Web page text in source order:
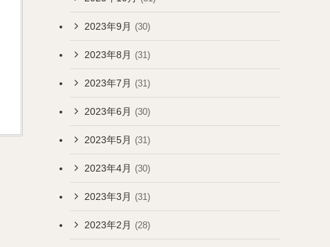
2023年9月 (30)
2023年8月 (31)
2023年7月 (31)
2023年6月 (30)
2023年5月 (31)
2023年4月 (30)
2023年3月 (31)
2023年2月 (28)